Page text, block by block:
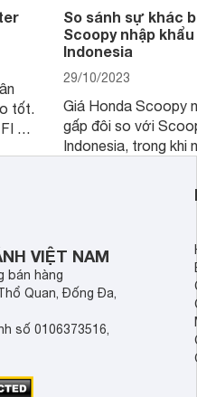
tốt.
và
So sánh sự khác
Scoopy nhập
Indonesia
29/10/2023
Giá Honda Scoopy
gấp đôi so với
Indonesia, trong khi
sánh Honda
VIỆT NAM
bán hàng
Quan, Đống Đa,
số 0106373516,